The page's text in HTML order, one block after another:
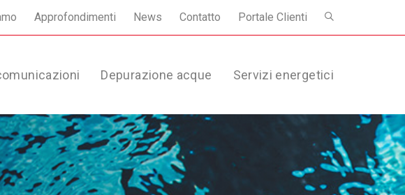
Approfondimenti News Contatto Portale Clienti
Depurazione acque Servizi energetici